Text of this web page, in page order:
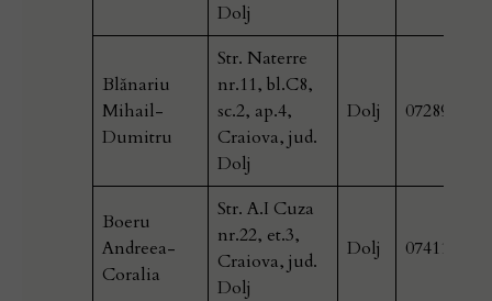
Dolj
Blănariu
Mihail-
Dumitru
Str. Naterre
nr.11, bl.C8,
sc.2, ap.4,
Craiova, jud.
Dolj
Dolj 0728977411
Boeru
Andreea-
Coralia
Str. A.I Cuza
nr.22, et.3,
Craiova, jud.
Dolj
Dolj 0741181799